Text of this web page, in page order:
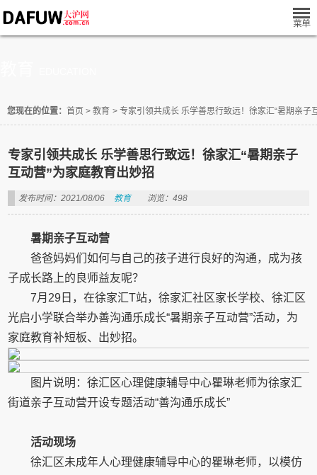
您现在的位置： 首页 > 教育 > 专家引领共成长 乐学善思行致远！徐家汇“暑期亲子
专家引领共成长 乐学善思行致远！徐家汇“暑期亲子
互动营”为家庭教育出妙招
发布时间：2021/08/06 教育 浏览：498
暑期亲子互动营
爸爸妈妈们如何与自己的孩子进行良好的沟通，成为孩
子成长路上的良师益友呢？
7月29日，在徐家汇T站，徐家汇社区家长学校、徐汇区
光启小学联合举办善沟通乐成长“暑期亲子互动营”活动，为
家庭教育补短板、出妙招。
图片说明：徐汇区心理健康辅导中心瞿琳老师为徐家汇
街道亲子互动营开设专题活动“善沟通乐成长”
活动现场
徐汇区未成年人心理健康辅导中心的瞿琳老师，以模仿